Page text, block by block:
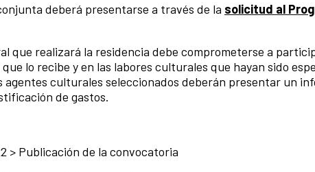
deberá presentarse a través de la solicitud al
que realizará la residencia debe comprometerse a
lo recibe y en las labores culturales que hayan sido
agentes culturales seleccionados deberán presentar un
de gastos.
> Publicación de la convocatoria